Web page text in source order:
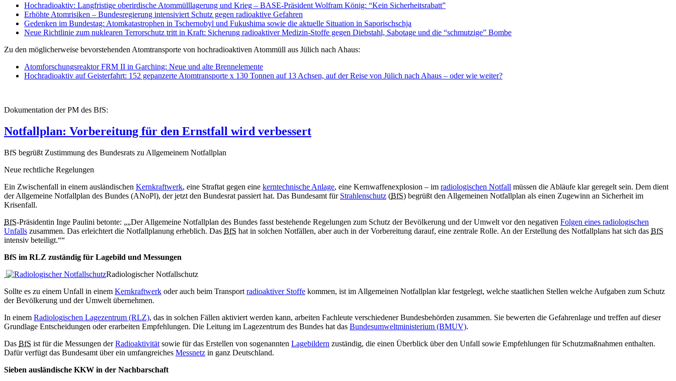
Hochradioaktiv: Langfristige oberirdische Atommülllagerung und Krieg – BASE-Präsident Wolfram König: “Kein Sicherheitsrabatt”
Erhöhte Atomrisiken – Bundesregierung intensiviert Schutz gegen radioaktive Gefahren
Gedenken im Bundestag: Atomkatastrophen in Tschernobyl und Fukushima sowie die aktuelle Situation in Saporischschja
Neue Richtlinie zum nuklearen Terrorschutz tritt in Kraft: Sicherung radioaktiver Medizin-Stoffe gegen Diebstahl, Sabotage und die “schmutzige” Bombe
Zu den möglicherweise bevorstehenden Atomtransporte von hochradioaktiven Atommüll aus Jülich nach Ahaus:
Atomforschungsreaktor FRM II in Garching: Neue und alte Brennelemente
Hochradioaktiv auf Geisterfahrt: 152 gepanzerte Atomtransporte x 130 Tonnen auf 13 Achsen, auf der Reise von Jülich nach Ahaus – oder wie weiter?
Dokumentation der PM des BfS:
Notfallplan: Vorbereitung für den Ernstfall wird verbessert
BfS begrüßt Zustimmung des Bundesrats zu Allgemeinem Notfallplan
Neue rechtliche Regelungen
Ein Zwischenfall in einem ausländischen Kernkraftwerk, eine Straftat gegen eine kerntechnische Anlage, eine Kernwaffenexplosion – im radiologischen Notfall müssen die Abläufe klar geregelt sein. Dem dient
der Allgemeine Notfallplan des Bundes (ANoPl), der jetzt den Bundesrat passiert hat. Das Bundesamt für Strahlenschutz (BfS) begrüßt den Allgemeinen Notfallplan als einen Zugewinn an Sicherheit im
Krisenfall.
BfS-Präsidentin Inge Paulini betonte: „Der Allgemeine Notfallplan des Bundes fasst bestehende Regelungen zum Schutz der Bevölkerung und der Umwelt vor den negativen Folgen eines radiologischen
Unfalls zusammen. Das erleichtert die Notfallplanung erheblich. Das BfS hat in solchen Notfällen, aber auch in der Vorbereitung darauf, eine zentrale Rolle. An der Erstellung des Notfallplans hat sich das BfS
intensiv beteiligt.“
BfS im RLZ zuständig für Lagebild und Messungen
Radiologischer Notfallschutz
Sollte es zu einem Unfall in einem Kernkraftwerk oder auch beim Transport radioaktiver Stoffe kommen, ist im Allgemeinen Notfallplan klar festgelegt, welche staatlichen Stellen welche Aufgaben zum Schutz
der Bevölkerung und der Umwelt übernehmen.
In einem Radiologischen Lagezentrum (RLZ), das in solchen Fällen aktiviert werden kann, arbeiten Fachleute verschiedener Bundesbehörden zusammen. Sie bewerten die Gefahrenlage und treffen auf dieser
Grundlage Entscheidungen oder erarbeiten Empfehlungen. Die Leitung im Lagezentrum des Bundes hat das Bundesumweltministerium (BMUV).
Das BfS ist für die Messungen derRadioaktivität sowie für das Erstellen von sogenannten Lagebildern zuständig, die einen Überblick über den Unfall sowie Empfehlungen für Schutzmaßnahmen enthalten.
Dafür verfügt das Bundesamt über ein umfangreiches Messnetz in ganz Deutschland.
Sieben ausländische KKW in der Nachbarschaft